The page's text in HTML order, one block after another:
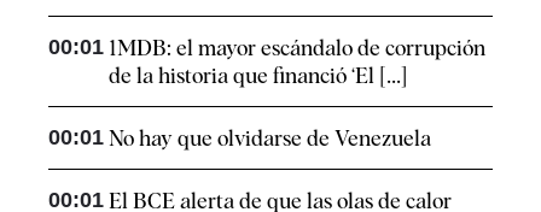
00:01 1MDB: el mayor escándalo de corrupción
de la historia que financió ‘El [...]
00:01 No hay que olvidarse de Venezuela
00:01 El BCE alerta de que las olas de calor